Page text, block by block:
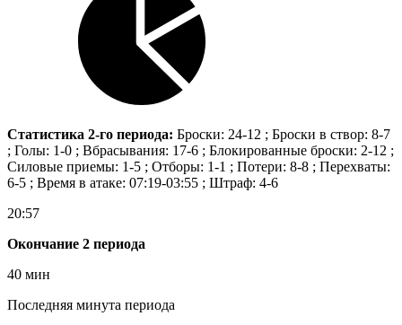
Статистика 2-го периода: Броски: 24-12 ; Броски в створ: 8-7
; Голы: 1-0 ; Вбрасывания: 17-6 ; Блокированные броски: 2-12 ;
Силовые приемы: 1-5 ; Отборы: 1-1 ; Потери: 8-8 ; Перехваты:
6-5 ; Время в атаке: 07:19-03:55 ; Штраф: 4-6
20:57
Окончание 2 периода
40 мин
Последняя минута периода